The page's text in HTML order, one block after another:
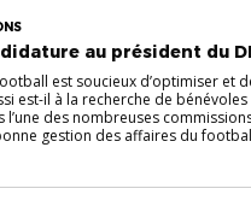
au président du
est soucieux d’optimiser et
est-il à la recherche de
l’une des nombreuses
gestion des affaires du